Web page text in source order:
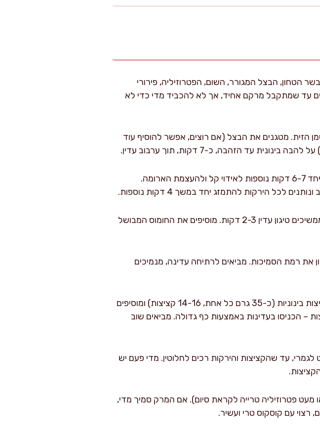
הבצל המגורר, השום, הפטרוזיליה, פירורי
עד שמתקבל מרקם אחיד, אך לא להכביד מדי כדי לא
5 ליטר) ומוסיפים את שמן הזית. מטגנים את הבצל (אם רוצים, אפשר להוסיף עוד
עד הזהבה, כ-7 דקות, תוך ערבוב עדין.
מוסיפים את הגזר, הסלרי, הקולורבי והקישואים, וממשיכים לטגן יחד 6-7 דקות נוספות לאידוי קל ולהעצמת הארומה.
לכל הירקות להתמזג יחד במשך 4 דקות נוספות.
מתבלים בכורכום, פפריקה, פלפל אנגלי ומעט מלח. מערבבים וממשיכים טיגון עדין 2-3 דקות. מוסיפים את החומוס המבושל
ולבחון את רמת הסמיכות. מביאים לרתיחה עדינה, מנמיכים
מוציאים את תערובת הקציצות מהמקרר, לשים קלות, יוצרים קציצות בינוניות (כ-35 גרם כל אחת, 14-16 קציצות) ומוסיפים
– הכניסו בעדינות באמצעות כף גדולה. מביאים שוב
עד שהקציצות והירקות רכים לחלוטין. מדי פעם יש
פטרוזיליה טרייה לקראת סיום). אם המרק סמיך מדי,
רצוי עם קוסקוס טרי ועשיר.